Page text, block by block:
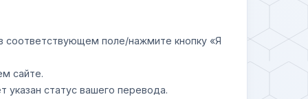
соответствующем поле/нажмите кнопку «Я
сайте.
указан статус вашего перевода.